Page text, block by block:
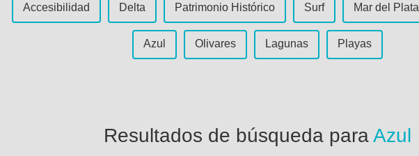
Accesibilidad Delta Patrimonio Histórico Surf Mar del Plata
Azul Olivares Lagunas Playas
Resultados de búsqueda paraAzul